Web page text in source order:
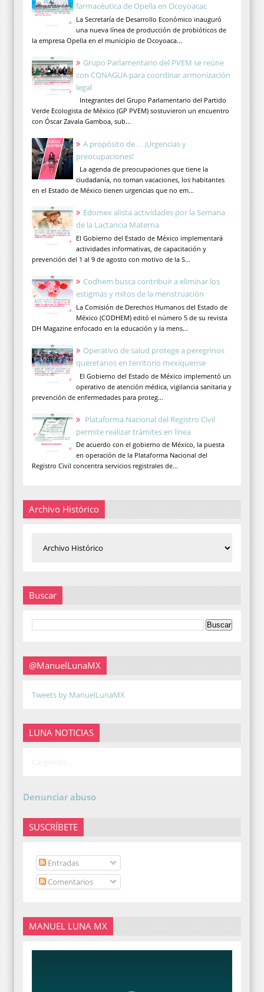
farmacéutica de Opella en Ocoyoacac
La Secretaría de Desarrollo Económico inauguró
una nueva línea de producción de probióticos de
la empresa Opella en el municipio de Ocoyoaca...
Grupo Parlamentario del PVEM se reúne
con CONAGUA para coordinar armonización
legal
Integrantes del Grupo Parlamentario del Partido
Verde Ecologista de México (GP PVEM) sostuvieron un encuentro
con Óscar Zavala Gamboa, sub...
A propósito de… ¡Urgencias y
preocupaciones!
La agenda de preocupaciones que tiene la
ciudadanía, no toman vacaciones, los habitantes
en el Estado de México tienen urgencias que no em...
Edomex alista actividades por la Semana
de la Lactancia Materna
El Gobierno del Estado de México implementará
actividades informativas, de capacitación y
prevención del 1 al 9 de agosto con motivo de la S...
Codhem busca contribuir a eliminar los
estigmas y mitos de la menstruación
La Comisión de Derechos Humanos del Estado de
México (CODHEM) editó el número 5 de su revista
DH Magazine enfocado en la educación y la mens...
Operativo de salud protege a peregrinos
queretanos en territorio mexiquense
El Gobierno del Estado de México implementó un
operativo de atención médica, vigilancia sanitaria y
prevención de enfermedades para proteg...
Plataforma Nacional del Registro Civil
permite realizar trámites en línea
De acuerdo con el gobierno de México, la puesta
en operación de la Plataforma Nacional del
Registro Civil concentra servicios registrales de...
Archivo Histórico
Buscar
@ManuelLunaMX
Tweets by ManuelLunaMX
LUNA NOTICIAS
Cargando...
Denunciar abuso
SUSCRÍBETE
Entradas
Comentarios
MANUEL LUNA MX